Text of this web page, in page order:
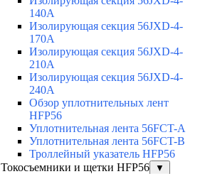
140A
Изолирующая секция 56JXD-4-
170A
Изолирующая секция 56JXD-4-
210A
Изолирующая секция 56JXD-4-
240A
Обзор уплотнительных лент
HFP56
Уплотнительная лента 56FCT-A
Уплотнительная лента 56FCT-B
Троллейный указатель HFP56
Токосъемники и щетки HFP56
▼